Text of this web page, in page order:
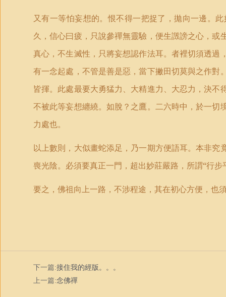
又有一等怕妄想的。恨不得一把捉了，拋向一邊。
久，信心曰疲，只說參禪無靈驗，便生譭謗之心，
真心，不生滅性，只將妄想認作法耳。者裡切須透
有一念起處，不管是善是惡，當下撇田切莫與之作
皆揮。此處最要大勇猛力、大精進力、大忍力，決
不被此等妄想纏繞。如脫？之鷹。二六時中，於一
力處也。
以上數則，大似畫蛇添足，乃一期方便語耳。本非
喪光陰。必須要真正一門，超出妙莊嚴路，所謂“行
要之，佛祖向上一路，不涉程途，其在初心方便，也
下一篇:接住我的經版。。。
上一篇:念佛禪